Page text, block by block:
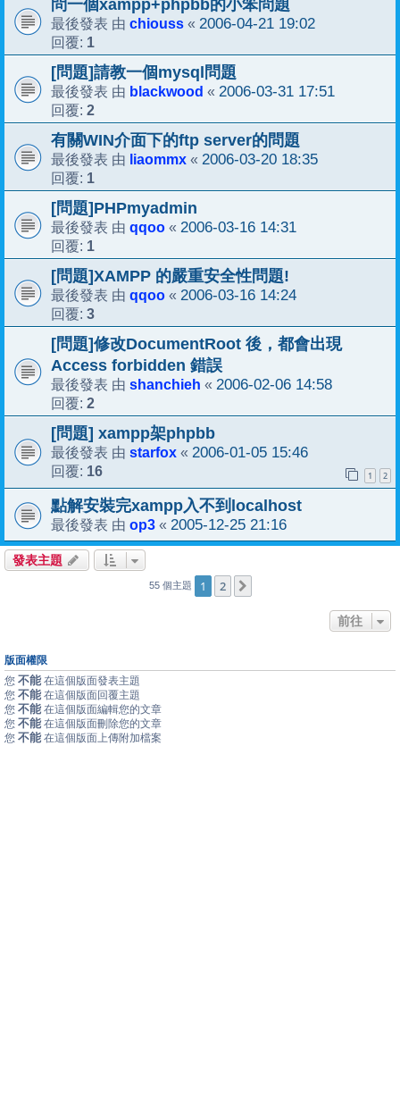
問一個xampp+phpbb的小笨問題
最後發表 由 chiouss « 2006-04-21 19:02
回覆: 1
[問題]請教一個mysql問題
最後發表 由 blackwood « 2006-03-31 17:51
回覆: 2
有關WIN介面下的ftp server的問題
最後發表 由 liaommx « 2006-03-20 18:35
回覆: 1
[問題]PHPmyadmin
最後發表 由 qqoo « 2006-03-16 14:31
回覆: 1
[問題]XAMPP 的嚴重安全性問題!
最後發表 由 qqoo « 2006-03-16 14:24
回覆: 3
[問題]修改DocumentRoot 後，都會出現
Access forbidden 錯誤
最後發表 由 shanchieh « 2006-02-06 14:58
回覆: 2
[問題] xampp架phpbb
最後發表 由 starfox « 2006-01-05 15:46
回覆: 16 1 2
點解安裝完xampp入不到localhost
最後發表 由 op3 « 2005-12-25 21:16
發表主題
55 個主題 1 2
前往
版面權限
您 不能 在這個版面發表主題
您 不能 在這個版面回覆主題
您 不能 在這個版面編輯您的文章
您 不能 在這個版面刪除您的文章
您 不能 在這個版面上傳附加檔案